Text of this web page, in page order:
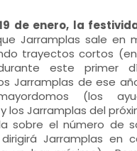
de enero, la
Jarramplas sale en
trayectos cortos
este primer
Jarramplas de ese
(los
los Jarramplas del
sobre el número de
Jarramplas en